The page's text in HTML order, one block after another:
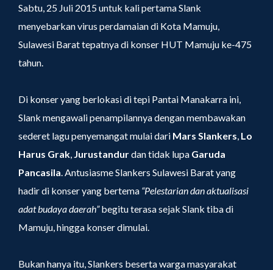
Sabtu, 25 Juli 2015 untuk kali pertama Slank
menyebarkan virus perdamaian di Kota Mamuju,
Sulawesi Barat tepatnya di konser HUT Mamuju ke-475
tahun.
Di konser yang berlokasi di tepi Pantai Manakarra ini,
Slank mengawali penampilannya dengan membawakan
sederet lagu penyemangat mulai dari Mars Slankers Lo
Harus Grak Jurustandurdan tidak lupa Garuda
Pancasila . Antusiasme Slankers Sulawesi Barat yang
hadir di konser yang bertema “Pelestarian dan aktualisasi
adat budaya daerah”begitu terasa sejak Slank tiba di
Mamuju, hingga konser dimulai.
Bukan hanya itu, Slankers beserta warga masyarakat